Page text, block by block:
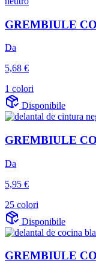
GREMBIULE
Da
5,68 €
1 colori
Disponibile
GREMBIULE
Da
5,95 €
25 colori
Disponibile
GREMBIULE